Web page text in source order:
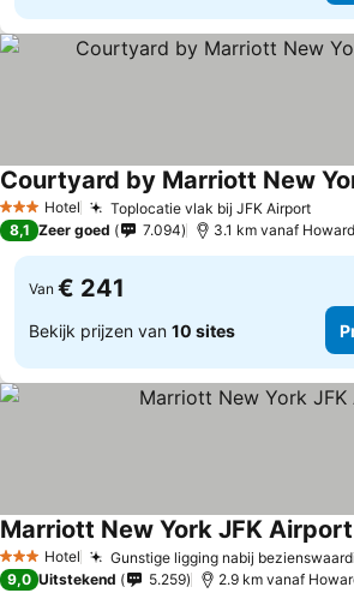
3 SterrenHotel Toplocatie vlak bij JFK Airport
Courtyard by Marriott New
8,1 Zeer goed 7.094
Van € 241
Bekijk prijzen van 10 sites
3 SterrenHotel Gunstige ligging nabij
Marriott New York JFK Airport
9,0 Uitstekend 5.259